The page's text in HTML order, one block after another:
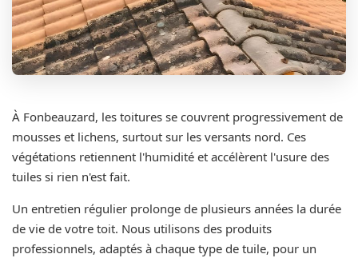
À Fonbeauzard, les toitures se couvrent progressivement de
mousses et lichens, surtout sur les versants nord. Ces
végétations retiennent l'humidité et accélèrent l'usure des
tuiles si rien n'est fait.
Un entretien régulier prolonge de plusieurs années la durée
de vie de votre toit. Nous utilisons des produits
professionnels, adaptés à chaque type de tuile, pour un